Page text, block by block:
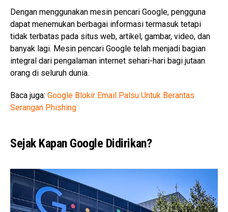
Dengan menggunakan mesin pencari Google, pengguna
dapat menemukan berbagai informasi termasuk tetapi
tidak terbatas pada situs web, artikel, gambar, video, dan
banyak lagi. Mesin pencari Google telah menjadi bagian
integral dari pengalaman internet sehari-hari bagi jutaan
orang di seluruh dunia.
Baca juga: Google Blokir Email Palsu Untuk Berantas
Serangan Phishing
Sejak Kapan Google Didirikan?